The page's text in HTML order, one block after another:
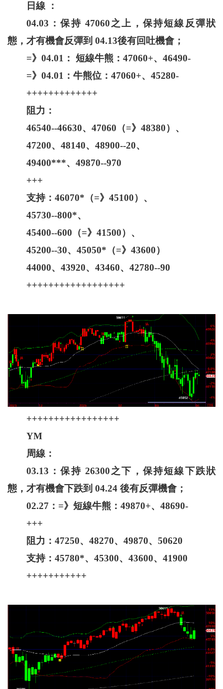
日線 ：
04.03：保持 47060之上，保持短線反彈狀
態，才有機會反彈到 04.13後有回吐機會；
=》04.01： 短線牛熊：47060+、46490-
=》04.01：牛熊位：47060+、45280-
+++++++++++++
阻力：
46540--46630、47060（=》48380）、
47200、48140、48900--20、
49400***、49870--970
+++
支持：46070*（=》45100）、
45730--800*、
45400--600（=》41500）、
45200--30、45050*（=》43600）
44000、43920、43460、42780--90
++++++++++++++++++
+++++++++++++++++
YM
周線：
03.13：保持 26300之下，保持短線下跌狀
態，才有機會下跌到 04.24 後有反彈機會；
02.27：=》短線牛熊：49870+、48690-
+++
阻力：47250、48270、49870、50620
支持：45780*、45300、43600、41900
+++++++++++